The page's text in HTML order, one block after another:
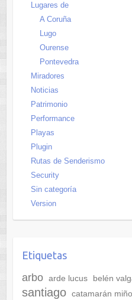
Lugares de
A Coruña
Lugo
Ourense
Pontevedra
Miradores
Noticias
Patrimonio
Performance
Playas
Plugin
Rutas de Senderismo
Security
Sin categoría
Version
Etiquetas
arbo arde lucus belén
santiago catamarán